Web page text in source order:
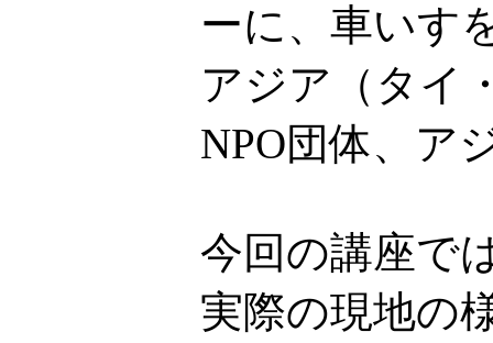
ーに、車いす
アジア（タイ
NPO団体、ア
今回の講座で
実際の現地の